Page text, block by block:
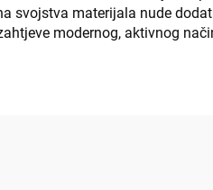
svojstva materijala nude
modernog, aktivnog